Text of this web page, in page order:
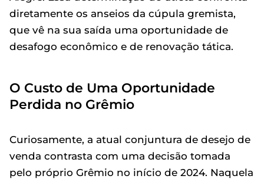
diretamente os anseios da cúpula gremista,
que vê na sua saída uma oportunidade de
desafogo econômico e de renovação tática.
O Custo de Uma Oportunidade
Perdida no Grêmio
Curiosamente, a atual conjuntura de desejo de
venda contrasta com uma decisão tomada
pelo próprio Grêmio no início de 2024. Naquela